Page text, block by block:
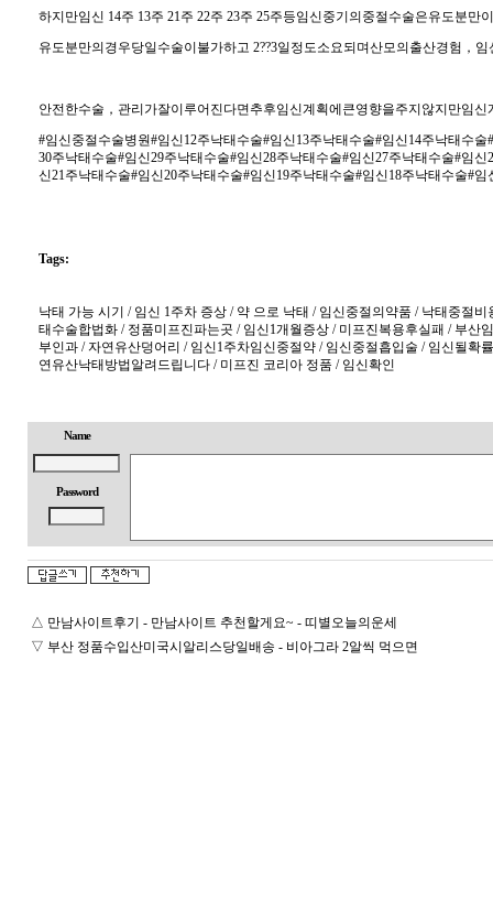
하지만임신 14주 13주 21주 22주 23주 25주등임신중기의중절수술은유도분
유도분만의경우당일수술이불가하고 2??3일정도소요되며산모의출산경험，
안전한수술，관리가잘이루어진다면추후임신계획에큰영향을주지않지만임
#임신중절수술병원#임신12주낙태수술#임신13주낙태수술#임신14주낙태수
30주낙태수술#임신29주낙태수술#임신28주낙태수술#임신27주낙태수술#임
신21주낙태수술#임신20주낙태수술#임신19주낙태수술#임신18주낙태수술#
Tags:
낙태 가능 시기 / 임신 1주차 증상 / 약 으로 낙태 / 임신중절의약품 / 낙태중절
태수술합법화 / 정품미프진파는곳 / 임신1개월증상 / 미프진복용후실패 / 부
부인과 / 자연유산덩어리 / 임신1주차임신중절약 / 임신중절흡입술 / 임신될
연유산낙태방법알려드립니다 / 미프진 코리아 정품 / 임신확인
Name
Password
△ 만남사이트후기 - 만남사이트 추천할게요~ - 띠­별­오­늘­의­운­세
▽ 부산 정품수입산미국시­알리스당일배송 - 비아그라 2알씩 먹으면